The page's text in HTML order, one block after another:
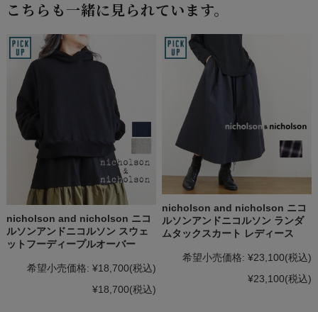
こちらも一緒に見られています。
nicholson and nicholson ニコ
ルソンアンドニコルソン スウェ
ットフーディープルオーバー
希望小売価格: ¥18,700(税込)
¥18,700(税込)
nicholson and nicholson ニコ
ルソンアンドニコルソン ランダ
ムタックスカート レディース
希望小売価格: ¥23,100(税込)
¥23,100(税込)